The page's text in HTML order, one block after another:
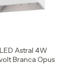
Astral 4W
Branca Opus